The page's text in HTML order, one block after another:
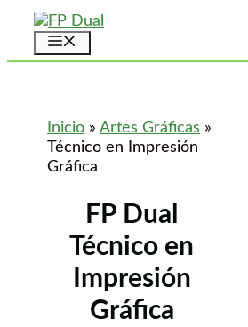
Saltar
contenido
Inicio » Artes Gráficas »
Técnico en Impresión
Gráfica
FP Dual
Técnico en
Impresión
Gráfica